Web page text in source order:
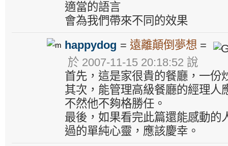
適當的語言
會為我們帶來不同的效果
happydog = 遠離顛倒夢想 =
於 2007-11-15 20:18:52 說
首先，這是家很貴的餐廳，一份
其次，能管理高級餐廳的經理人
不然他不夠格勝任。
最後，如果看完此篇還能感動的
過的單純心靈，應該慶幸。